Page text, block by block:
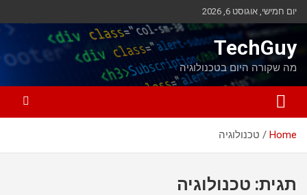
Skip
to
content
יום חמישי, אוגוסט 6, 2026
TechGuy
מה שקורה היום בטכנולוגיה
Home טכנולוגיה
תגית: טכנולוגיה